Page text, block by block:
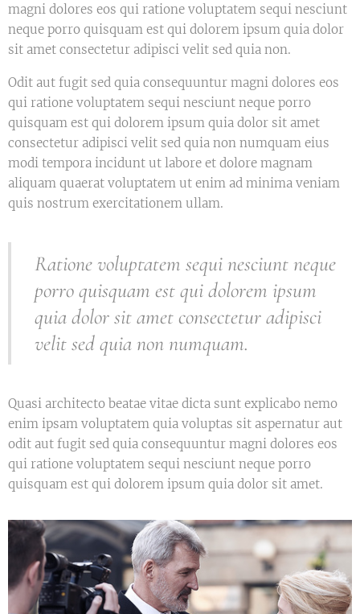
magni dolores eos qui ratione voluptatem sequi nesciunt
neque porro quisquam est qui dolorem ipsum quia dolor
sit amet consectetur adipisci velit sed quia non.
Odit aut fugit sed quia consequuntur magni dolores eos
qui ratione voluptatem sequi nesciunt neque porro
quisquam est qui dolorem ipsum quia dolor sit amet
consectetur adipisci velit sed quia non numquam eius
modi tempora incidunt ut labore et dolore magnam
aliquam quaerat voluptatem ut enim ad minima veniam
quis nostrum exercitationem ullam.
Ratione voluptatem sequi nesciunt neque
porro quisquam est qui dolorem ipsum
quia dolor sit amet consectetur adipisci
velit sed quia non numquam.
Quasi architecto beatae vitae dicta sunt explicabo nemo
enim ipsam voluptatem quia voluptas sit aspernatur aut
odit aut fugit sed quia consequuntur magni dolores eos
qui ratione voluptatem sequi nesciunt neque porro
quisquam est qui dolorem ipsum quia dolor sit amet.